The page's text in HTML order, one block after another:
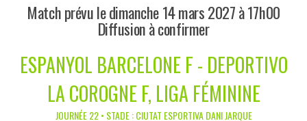
Match prévu le dimanche 14 mars 2027 à 17h00
Diffusion à confirmer
ESPANYOL BARCELONE F - DEPORTIVO
LA COROGNE F, LIGA FÉMININE
JOURNÉE 22 • STADE : CIUTAT ESPORTIVA DANI JARQUE